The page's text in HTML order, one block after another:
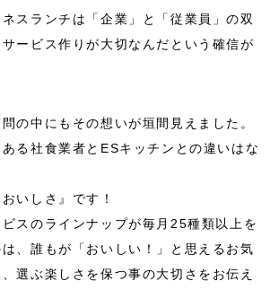
スランチは「企業」と「従業員」の双
ービス作りが大切なんだという確信が
の中にもその想いが垣間見えました。
ある社食業者とESキッチンとの違いはな
いしさ』です！
スのラインナップが毎月 25種類以上を
、誰もが「おいしい！」と思えるお気
選ぶ楽しさを保つ事の大切さをお伝え